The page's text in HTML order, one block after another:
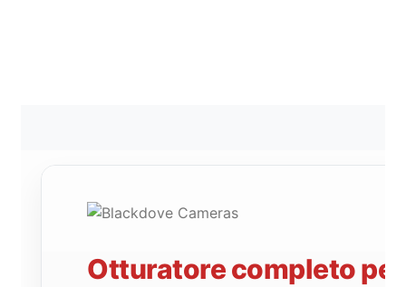
Otturatore completo per